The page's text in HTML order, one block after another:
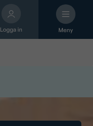
Logga in Meny